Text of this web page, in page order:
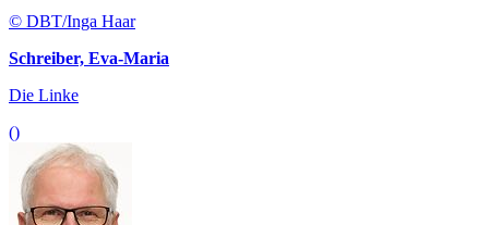
© DBT/Inga Haar
Schreiber, Eva-Maria
Die Linke
()